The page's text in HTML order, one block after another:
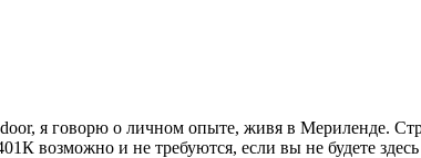
я говорю о личном опыте, живя в Мериленде.
возможно и не требуются, если вы не будете